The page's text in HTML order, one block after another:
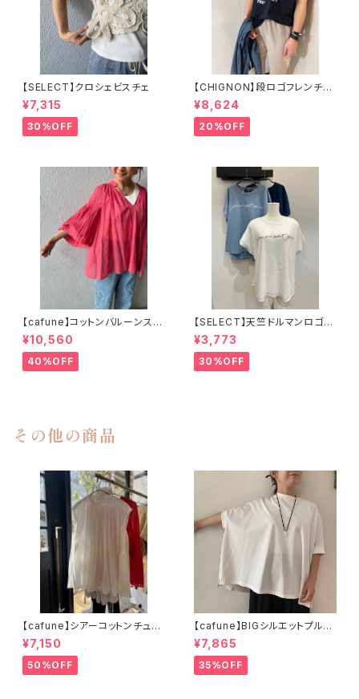
【SELECT】クロシェビスチェ
¥7,315
30%OFF
【CHIGNON】段ロゴフレンチT
シャツ 8743-620KK
¥8,624
20%OFF
【cafune】コットンバルーンスリ
ーブブラウス
¥10,560
40%OFF
【SELECT】天竺ドルマンロゴT
シャツ
¥3,773
30%OFF
その他の商品
【cafune】シアーコットンチュニ
ック 525945
¥7,150
50%OFF
【cafune】BIGシルエットプルオ
ーバー 335914
¥7,865
35%OFF